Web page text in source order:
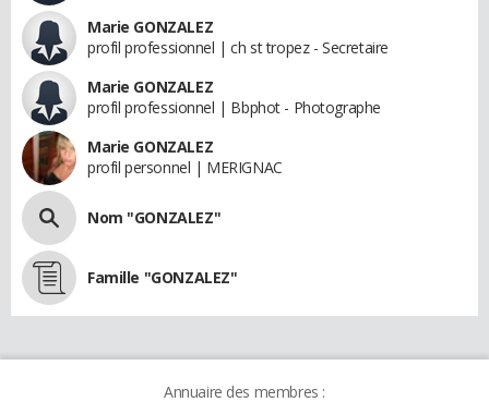
Marie GONZALEZ
profil professionnel | ch st tropez - Secretaire
Marie GONZALEZ
profil professionnel | Bbphot - Photographe
Marie GONZALEZ
profil personnel | MERIGNAC
Nom "GONZALEZ"
Famille "GONZALEZ"
Annuaire des membres :